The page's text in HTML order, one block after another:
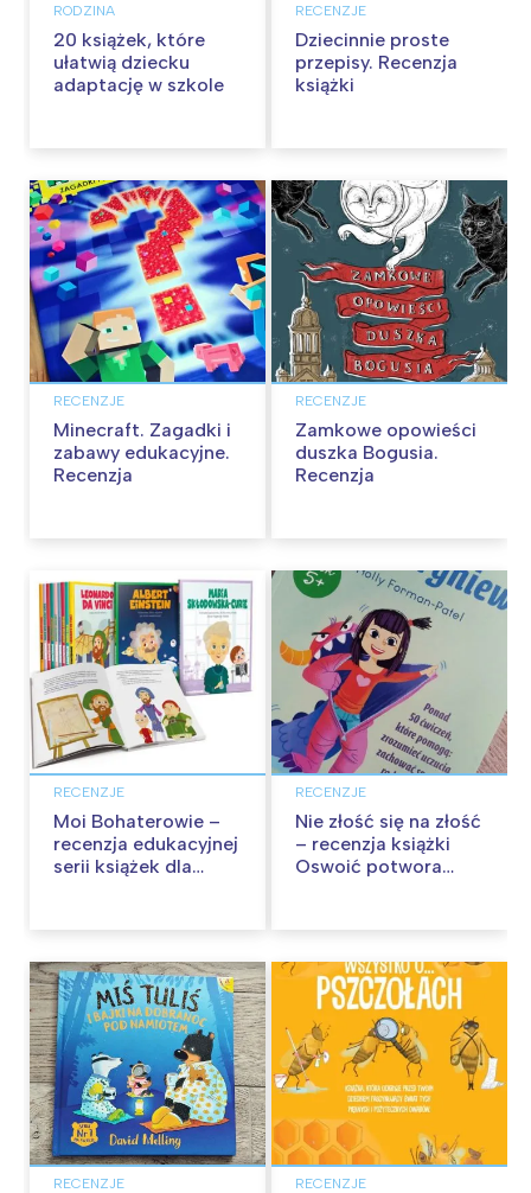
RODZINA
20 książek, które
ułatwią dziecku
adaptację w szkole
RECENZJE
Dziecinnie proste
przepisy. Recenzja
książki
RECENZJE
Minecraft. Zagadki i
zabawy edukacyjne.
Recenzja
RECENZJE
Zamkowe opowieści
duszka Bogusia.
Recenzja
RECENZJE
Moi Bohaterowie –
recenzja edukacyjnej
serii książek dla
RECENZJE
Nie złość się na złość
– recenzja książki
Oswoić potwora
RECENZJE RECENZJE